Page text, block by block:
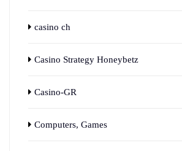
casino ch
Casino Strategy Honeybetz
Casino-GR
Computers, Games